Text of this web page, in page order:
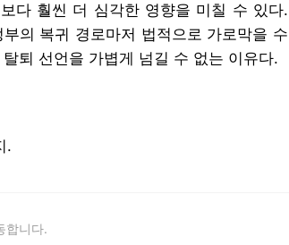
다 훨씬 더 심각한 영향을 미칠 수 있다.
의 복귀 경로마저 법적으로 가로막을 수
퇴 선언을 가볍게 넘길 수 없는 이유다.
.
합니다.